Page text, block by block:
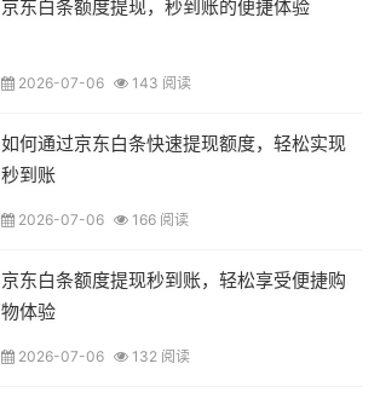
京东白条额度提现，秒到账的便捷体验
2026-07-06 143 阅读
如何通过京东白条快速提现额度，轻松实现
秒到账
2026-07-06 166 阅读
京东白条额度提现秒到账，轻松享受便捷购
物体验
2026-07-06 132 阅读